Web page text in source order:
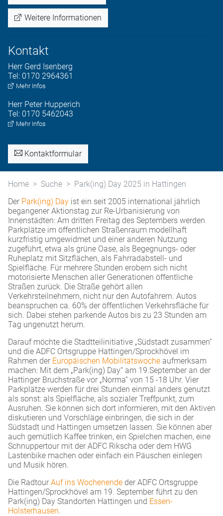
Weitere Informationen
Kontakt
Herr Gerd Isenberg
Tel: 0170 2964361
Mehr Infos
Herr Peter Hupperich
Tel: 0170 5462043
Mehr Infos
Kontaktformular
Home Suche
Park(ing) Day 2025 in Hattingen
Der Park(ing) Day ist ein seit 2005 international jährlich
begangener Aktionstag zur Re-Urbanisierung von
Innenstädten: Am dritten Freitag des Septembers werden
Parkplätze im öffentlichen Straßenraum modellhaft
kurzfristig umgewidmet und einer anderen Nutzung
zugeführt, etwa als grüne Oase, als Begegnungs- oder
Ruheplatz mit Sitzflächen, als Fahrradabstell- und
Spielfläche. Für mehrere Stunden erobern sich nicht
motorisierte Menschen aller Generationen öffentliche
Straßen zurück. Die Straße gehört allen
Verkehrsteilnehmern, nicht nur den Autofahrern. Autos
beanspruchen ca. 60% der öffentlichen Verkehrsfläche für
sich. Dabei stehen parkende Autos bis zu 23 Stunden am
Tag ungenutzt herum.
Darauf möchte die Stadtteilinitiative „Südstadt zusammen“
und die ADFC Ortsgruppe Hattingen/Sprockhövel im
Rahmen der Europäischen Mobilitätswoche aufmerksam
machen: Mit dem „Park(ing) Day“ am 19.September an der
Hattinger Bruchstraße vor „Norma“ von 15 -18 Uhr. Vier
Parkplätze werden für drei Stunden einmal anders genutzt
als sonst: als Spielfläche, als sozialer Treffpunkt, zum
Ausruhen. Sie können sich dort informieren, mit den Aktiven
diskutieren und Vorschläge einbringen, die sich in der
Südstadt und Hattingen umsetzen lassen. Sie können aber
auch gemütlich Kaffee trinken, ein Spielchen machen, eine
Schnuppertour mit der ADFC Rikscha oder dem HWG
Lastenbike machen oder einfach ein Päuschen einlegen
und Musik hören.
Die Radtour Auf ins Wochenende der ADFC Ortsgruppe
Hattingen/Sprockhövel am 19. September führt zu den
Park(ing) Day Standorten Hattingen und Essen-
Holsterhausen.